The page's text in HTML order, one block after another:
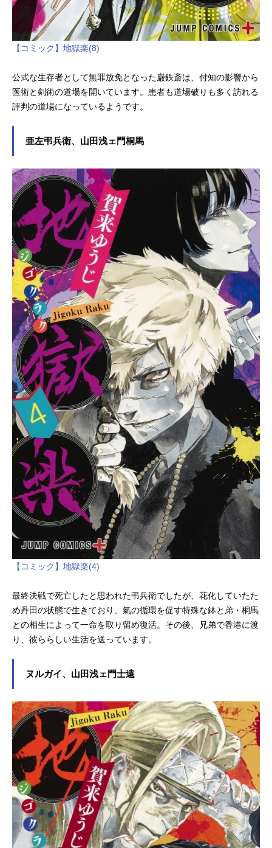
【コミック】地獄楽(8)
公式な生存者として無罪放免となった巌鉄斎は、付知の影響から
医術と剣術の道場を開いています。患者も道場破りも多く訪れる
評判の道場になっているようです。
亜左弔兵衛、山田浅ェ門桐馬
【コミック】地獄楽(4)
最終決戦で死亡したと思われた弔兵衛でしたが、花化していたた
め丹田の状態で生きており、氣の循環を促す特殊な鉢と弟・桐馬
との相生によって一命を取り留め復活。その後、兄弟で香港に渡
り、彼ららしい生活を送っています。
ヌルガイ、山田浅ェ門士遠